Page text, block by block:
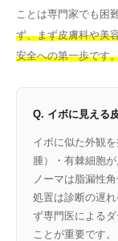
ことは専門家でも困
ず、まず皮膚科や美
安全への第一歩です
Q. イボに見える
イボに似た外観
腫）・有棘細胞
ノーマは脂漏性
処置は診断の遅
ず専門医による
ことが重要です。